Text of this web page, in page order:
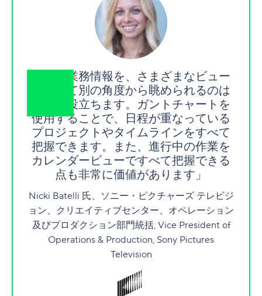
「同じ業務情報を、さまざまなビュー
を通して別の角度から眺められるのは
非常に役立ちます。ガントチャートを
使用することで、日程が重なっている
プロジェクトやタイムラインをすべて
把握できます。また、進行中の作業を
カレンダービューですべて把握できる
点も非常に価値があります」
Nicki Batelli 氏、ソニー・ピクチャーズ テレビジ
ョン、クリエイティブセンター、オペレーション
及びプロダクション部門統括, Vice President of
Operations & Production, Sony Pictures
Television